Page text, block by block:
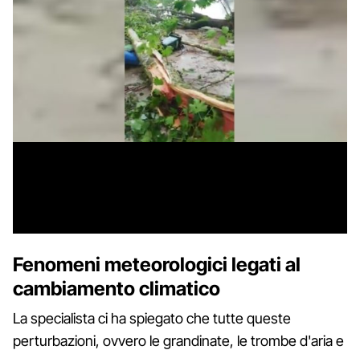
Fenomeni meteorologici legati al
cambiamento climatico
La specialista ci ha spiegato che tutte queste
perturbazioni, ovvero le grandinate, le trombe d'aria e